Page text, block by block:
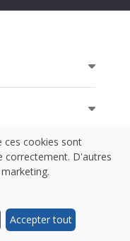
ces cookies sont
correctement. D'autres
Accepter tout